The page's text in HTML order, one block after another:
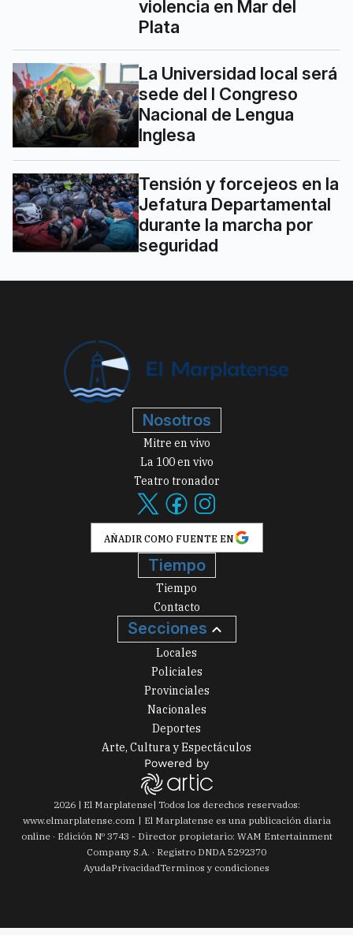
La Universidad local será
sede del I Congreso
Nacional de Lengua
Inglesa
Tensión y forcejeos en la
Jefatura Departamental
durante la marcha por
seguridad
Nosotros
La 100 en vivo
Teatro tronador
AÑADIR COMO FUENTE EN
Tiempo
Tiempo
Contacto
Secciones
Locales
Policiales
Provinciales
Nacionales
Deportes
Arte, Cultura y Espectáculos
El Marplatense| Todos los derechos reservados:
El Marplatense es una publicación diaria
- Director propietario: WAM Entertainment
Company S.A. · Registro DNDA 5292370
AyudaPrivacidadTerminos y condiciones